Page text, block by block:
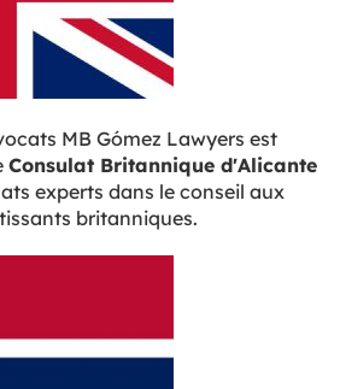
MB Gómez Lawyers est
Consulat Britannique d'Alicante
experts dans le conseil aux
britanniques.